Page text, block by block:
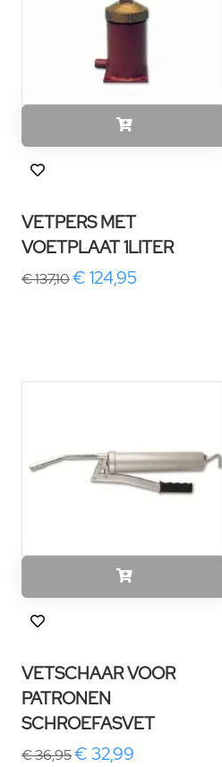
VETPERS MET
VOETPLAAT 1LITER
€ 137,10€ 124,95
VETSCHAAR VOOR
PATRONEN
SCHROEFASVET
€ 36,95€ 32,99